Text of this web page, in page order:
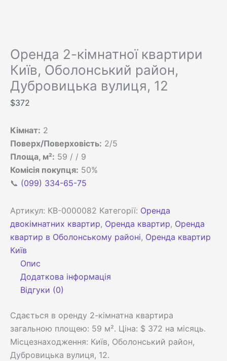
Оренда 2-кімнатної квартири
Київ, Оболонський район,
Дубровицька вулиця, 12
$372
Кімнат: 2
Поверх/Поверховість: 2/5
Площа, м²: 59 / / 9
Комісія покупця: 50%
📞 (099) 334-65-75
Артикул: КВ-0000082 Категорії: Оренда
двокімнатних квартир, Оренда квартир, Оренда
квартир в Оболонському районі, Оренда квартир
Київ
Опис
Додаткова інформація
Відгуки (0)
Сдається в оренду 2-кімнатна квартира
загальною площею: 59 м². Ціна: $ 372 на місяць.
Місцезнаходження: Київ, Оболонський район,
Дубровицька вулиця, 12.